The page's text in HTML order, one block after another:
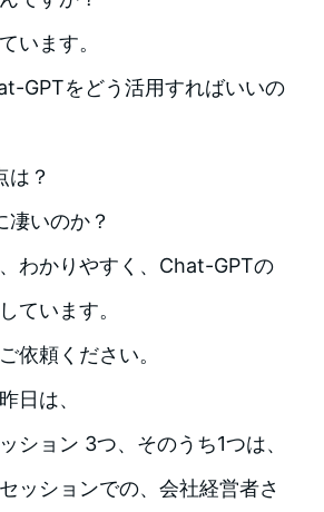
います。
GPTをどう活用すればいいの
は？
凄いのか？
わかりやすく、Chat-GPTの
ています。
依頼ください。
日は、
ション 3つ、そのうち1つは、
ッションでの、会社経営者さ